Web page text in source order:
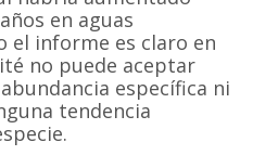
en aguas
el informe es claro en
no puede aceptar
específica ni
tendencia